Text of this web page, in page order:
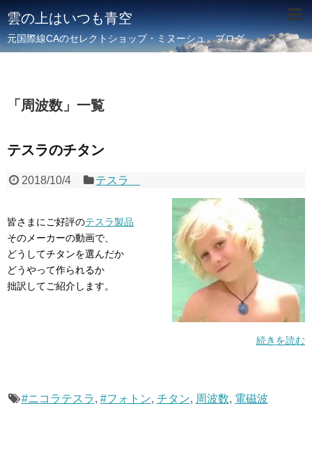
雲の上はいつも青空
元国際線CAのセレクトショップ・ミヌーシュ ブログ
「 周波数 」 一覧
テスラのチタン
2018/10/4 テスラ
皆さまにご好評のテスラ製品
そのメーカーの動画で、
どうしてチタンを選んだか
どうやって作られるか
拙訳してご紹介します。
続きを読む
#ニコラテスラ, #フォトン, チタン, 周波数, 電磁波